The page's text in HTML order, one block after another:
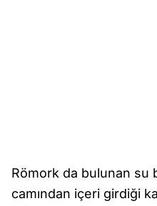
Römork da bulunan su
camından içeri girdiği